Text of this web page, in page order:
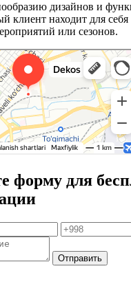
дизайнов и
клиент находит для
или сезонов.
форму для
Отправить